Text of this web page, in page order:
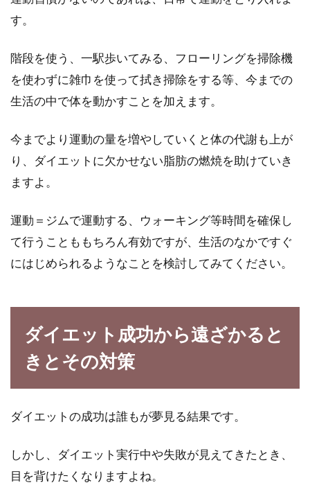
す。
階段を使う、一駅歩いてみる、フローリングを掃除機
を使わずに雑巾を使って拭き掃除をする等、今までの
生活の中で体を動かすことを加えます。
今までより運動の量を増やしていくと体の代謝も上が
り、ダイエットに欠かせない脂肪の燃焼を助けていき
ますよ。
運動＝ジムで運動する、ウォーキング等時間を確保し
て行うことももちろん有効ですが、生活のなかですぐ
にはじめられるようなことを検討してみてください。
ダイエット成功から遠ざかると
きとその対策
ダイエットの成功は誰もが夢見る結果です。
しかし、ダイエット実行中や失敗が見えてきたとき、
目を背けたくなりますよね。